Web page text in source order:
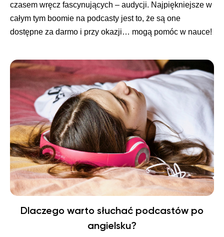
czasem wręcz fascynujących – audycji. Najpiękniejsze w
całym tym boomie na podcasty jest to, że są one
dostępne za darmo i przy okazji… mogą pomóc w nauce!
Dlaczego warto słuchać podcastów po
angielsku?